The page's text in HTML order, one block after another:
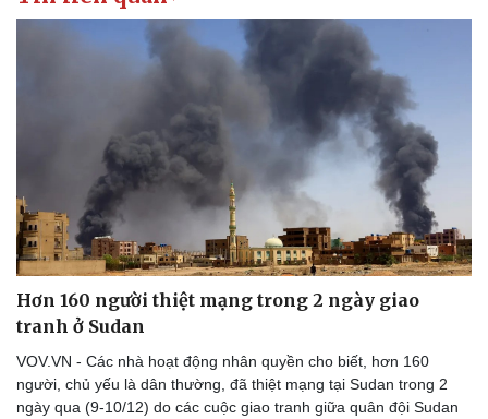
Hơn 160 người thiệt mạng trong 2 ngày giao
tranh ở Sudan
VOV.VN - Các nhà hoạt động nhân quyền cho biết, hơn 160
người, chủ yếu là dân thường, đã thiệt mạng tại Sudan trong 2
ngày qua (9-10/12) do các cuộc giao tranh giữa quân đội Sudan